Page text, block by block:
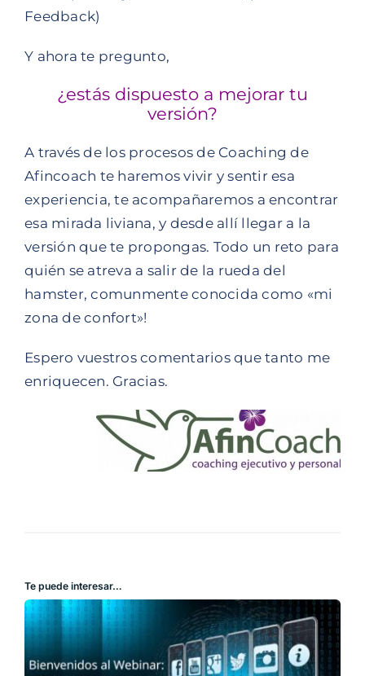
Feedback)
Y ahora te pregunto,
¿estás dispuesto a mejorar tu
versión?
A través de los procesos de Coaching de
Afincoach te haremos vivir y sentir esa
experiencia, te acompañaremos a encontrar
esa mirada liviana, y desde allí llegar a la
versión que te propongas. Todo un reto para
quién se atreva a salir de la rueda del
hamster, comunmente conocida como «mi
zona de confort»!
Espero vuestros comentarios que tanto me
enriquecen. Gracias.
Te puede interesar…